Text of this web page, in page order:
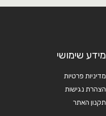
מידע שימושי
מדיניות פרטיות
הצהרת נגישות
תקנון האתר